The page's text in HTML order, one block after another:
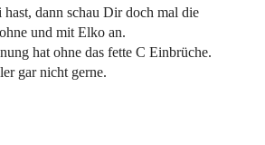
dann schau Dir doch mal die
und mit Elko an.
hat ohne das fette C Einbrüche.
gar nicht gerne.